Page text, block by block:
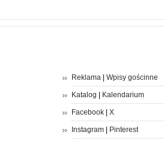
Reklama| Wpisy gościnne
Katalog Kalendarium
Facebook| X
Instagram| Pinterest